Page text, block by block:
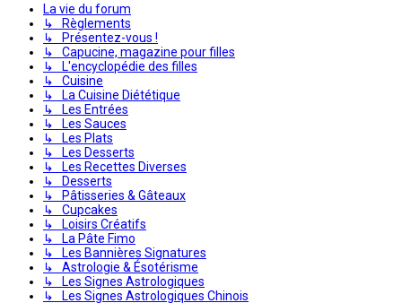
La vie du forum
↳ Règlements
↳ Présentez-vous !
↳ Capucine, magazine pour filles
↳ L'encyclopédie des filles
↳ Cuisine
↳ La Cuisine Diététique
↳ Les Entrées
↳ Les Sauces
↳ Les Plats
↳ Les Desserts
↳ Les Recettes Diverses
↳ Desserts
↳ Pâtisseries & Gâteaux
↳ Cupcakes
↳ Loisirs Créatifs
↳ La Pâte Fimo
↳ Les Bannières Signatures
↳ Astrologie & Ésotérisme
↳ Les Signes Astrologiques
↳ Les Signes Astrologiques Chinois